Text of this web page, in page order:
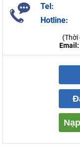
Tel:
Hotline:
Email: